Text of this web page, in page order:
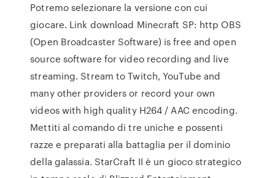
Potremo selezionare la versione con cui
giocare. Link download Minecraft SP: http OBS
(Open Broadcaster Software) is free and open
source software for video recording and live
streaming. Stream to Twitch, YouTube and
many other providers or record your own
videos with high quality H264 / AAC encoding.
Mettiti al comando di tre uniche e possenti
razze e preparati alla battaglia per il dominio
della galassia. StarCraft II è un gioco strategico